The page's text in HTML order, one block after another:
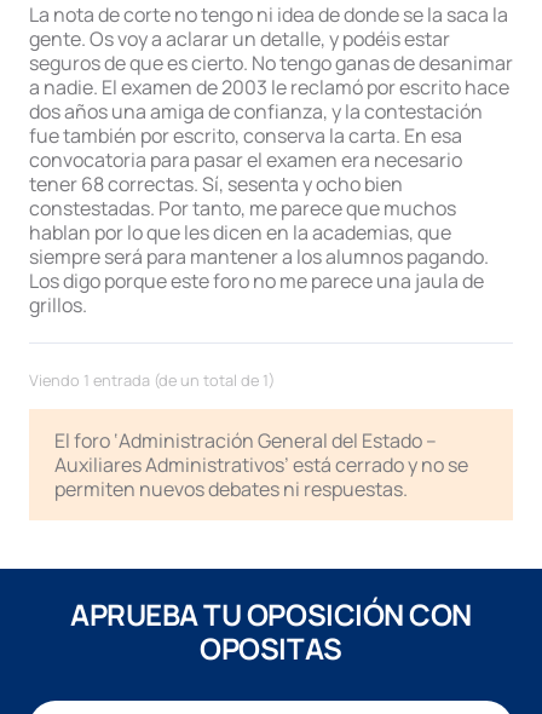
La nota de corte no tengo ni idea de donde se la saca la
gente. Os voy a aclarar un detalle, y podéis estar
seguros de que es cierto. No tengo ganas de desanimar
a nadie. El examen de 2003 le reclamó por escrito hace
dos años una amiga de confianza, y la contestación
fue también por escrito, conserva la carta. En esa
convocatoria para pasar el examen era necesario
tener 68 correctas. Sí, sesenta y ocho bien
constestadas. Por tanto, me parece que muchos
hablan por lo que les dicen en la academias, que
siempre será para mantener a los alumnos pagando.
Los digo porque este foro no me parece una jaula de
grillos.
Viendo 1 entrada (de un total de 1)
El foro ‘Administración General del Estado –
Auxiliares Administrativos’ está cerrado y no se
permiten nuevos debates ni respuestas.
APRUEBA TU OPOSICIÓN CON
OPOSITAS